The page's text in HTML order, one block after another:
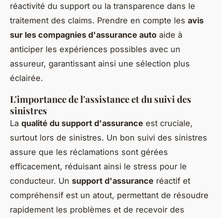
réactivité du support ou la transparence dans le
traitement des claims. Prendre en compte les avis
sur les compagnies d'assurance auto aide à
anticiper les expériences possibles avec un
assureur, garantissant ainsi une sélection plus
éclairée.
L'importance de l'assistance et du suivi des
sinistres
La qualité du support d'assurance est cruciale,
surtout lors de sinistres. Un bon suivi des sinistres
assure que les réclamations sont gérées
efficacement, réduisant ainsi le stress pour le
conducteur. Un support d'assurance réactif et
compréhensif est un atout, permettant de résoudre
rapidement les problèmes et de recevoir des